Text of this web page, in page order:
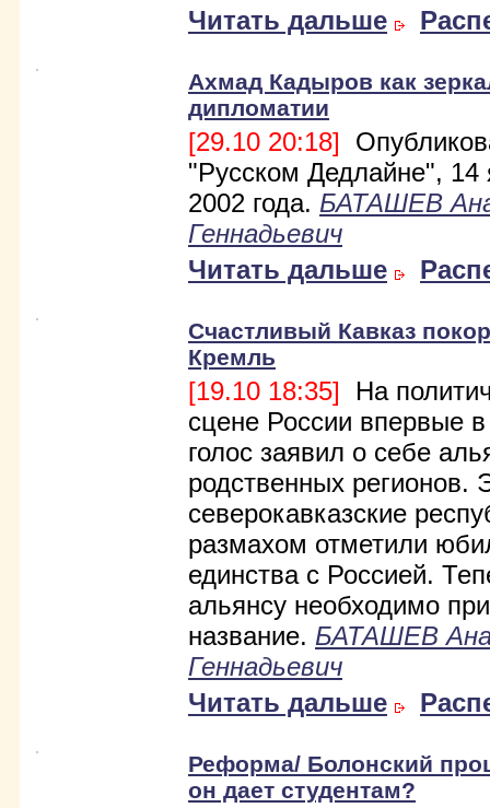
Читать дальше
Ахмад Кадыров как
дипломатии
[29.10 20:18]
"Русском Дедлайне", 14
2002 года. БАТАШЕВ
Геннадьевич
Читать дальше
Счастливый Кавказ
Кремль
[19.10 18:35] На
сцене России впервые
голос заявил о себе
родственных регионов.
северокавказские
размахом отметили
единства с Россией.
альянсу необходимо
название. БАТАШЕВ
Геннадьевич
Читать дальше
Реформа/ Болонский
он дает студентам?